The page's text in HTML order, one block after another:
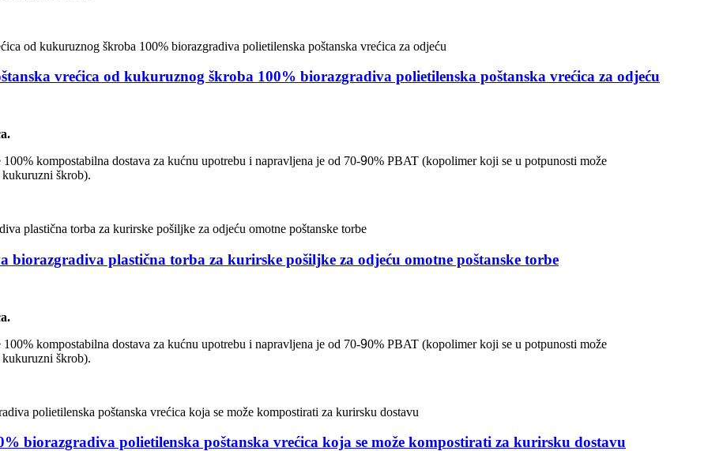
vrećica od kukuruznog škroba 100% biorazgradiva polietilenska poštanska vrećica za odjeću
kompostabilna dostava za kućnu upotrebu i napravljena je od 70-90% PBAT (kopolimer koji se u potpunosti može
škrob).
plastična torba za kurirske pošiljke za odjeću omotne poštanske torbe
kompostabilna dostava za kućnu upotrebu i napravljena je od 70-90% PBAT (kopolimer koji se u potpunosti može
škrob).
biorazgradiva polietilenska poštanska vrećica koja se može kompostirati za kurirsku dostavu